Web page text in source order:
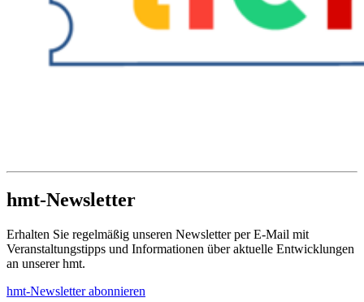
hmt-Newsletter
Erhalten Sie regelmäßig unseren Newsletter per E-Mail mit
Veranstaltungstipps und Informationen über aktuelle Entwicklungen
an unserer hmt.
hmt-Newsletter abonnieren